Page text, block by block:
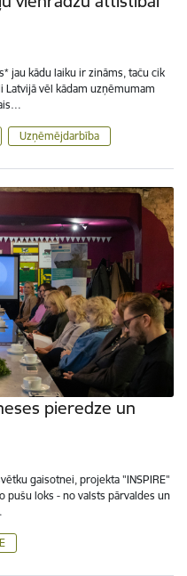
jau kādu laiku ir zināms, taču cik
vēl kādam uzņēmumam
Uzņēmējdarbība
pieredze un
gaisotnei, projekta "INSPIRE"
pušu loks - no valsts pārvaldes un